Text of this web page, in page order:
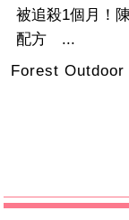
被追殺1個月！
配方 ...
Forest Outdoor